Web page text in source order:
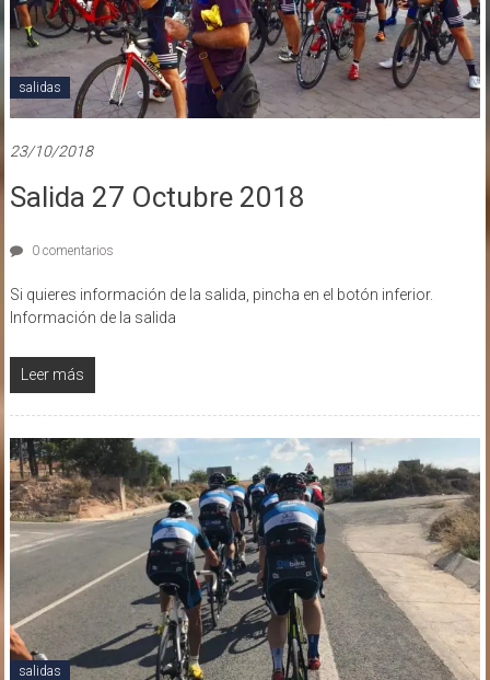
salidas
23/10/2018
Salida 27 Octubre 2018
0 comentarios
Si quieres información de la salida, pincha en el botón inferior.
Información de la salida
Leer más
salidas